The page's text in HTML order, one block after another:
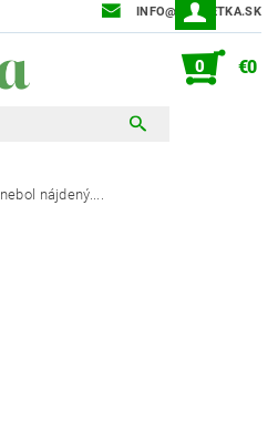
INFO@EKONETKA.SK
0 €0
nebol nájdený....